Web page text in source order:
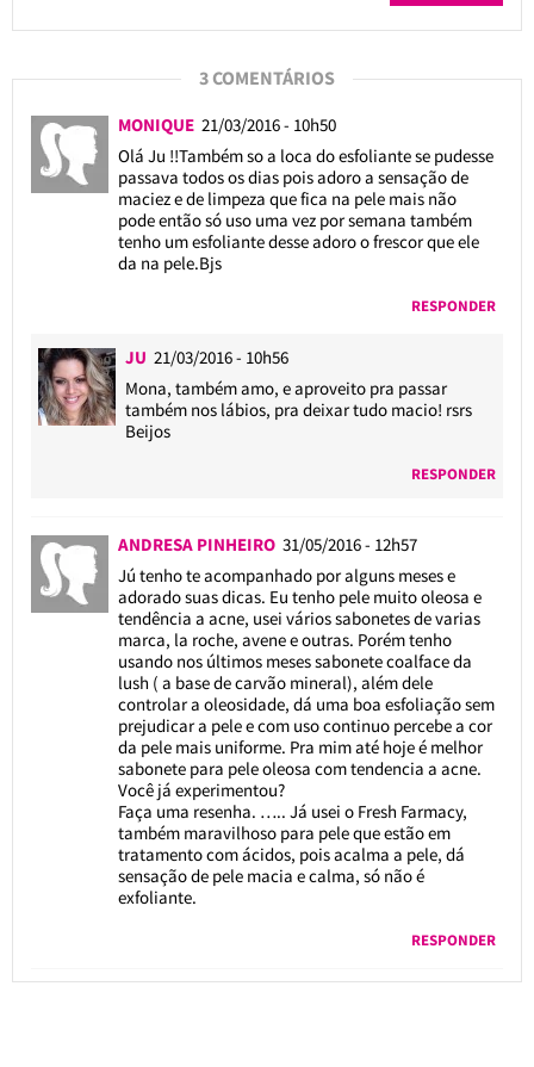
3 COMENTÁRIOS
MONIQUE 21/03/2016 - 10h50
Olá Ju !!Também so a loca do esfoliante se pudesse
passava todos os dias pois adoro a sensação de
maciez e de limpeza que fica na pele mais não
pode então só uso uma vez por semana também
tenho um esfoliante desse adoro o frescor que ele
da na pele.Bjs
RESPONDER
JU 21/03/2016 - 10h56
Mona, também amo, e aproveito pra passar
também nos lábios, pra deixar tudo macio! rsrs
Beijos
RESPONDER
ANDRESA PINHEIRO 31/05/2016 - 12h57
Jú tenho te acompanhado por alguns meses e
adorado suas dicas. Eu tenho pele muito oleosa e
tendência a acne, usei vários sabonetes de varias
marca, la roche, avene e outras. Porém tenho
usando nos últimos meses sabonete coalface da
lush ( a base de carvão mineral), além dele
controlar a oleosidade, dá uma boa esfoliação sem
prejudicar a pele e com uso continuo percebe a cor
da pele mais uniforme. Pra mim até hoje é melhor
sabonete para pele oleosa com tendencia a acne.
Você já experimentou?
Faça uma resenha. ….. Já usei o Fresh Farmacy,
também maravilhoso para pele que estão em
tratamento com ácidos, pois acalma a pele, dá
sensação de pele macia e calma, só não é
exfoliante.
RESPONDER